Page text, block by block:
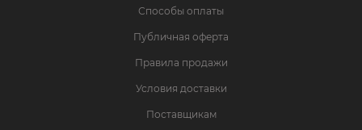
Способы оплаты
Публичная оферта
Правила продажи
Условия доставки
Поставщикам